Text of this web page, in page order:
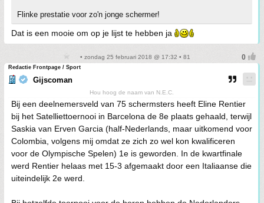
Flinke prestatie voor zo'n jonge schermer!
Dat is een mooie om op je lijst te hebben ja
• zondag 25 februari 2018 @ 17:32 • 81
Redactie Frontpage / Sport
Gijscoman
Hou hoog de naam van N.E.C.
Bij een deelnemersveld van 75 schermsters heeft Eline Rentier
bij het Satelliettoernooi in Barcelona de 8e plaats gehaald, terwijl
Saskia van Erven Garcia (half-Nederlands, maar uitkomend voor
Colombia, volgens mij omdat ze zich zo wel kon kwalificeren
voor de Olympische Spelen) 1e is geworden. In de kwartfinale
werd Rentier helaas met 15-3 afgemaakt door een Italiaanse die
uiteindelijk 2e werd.